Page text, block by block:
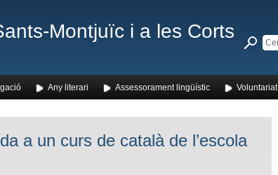
Montjuïc i a les Corts
Any literari Assessorament lingüístic
a un curs de català de l’escola